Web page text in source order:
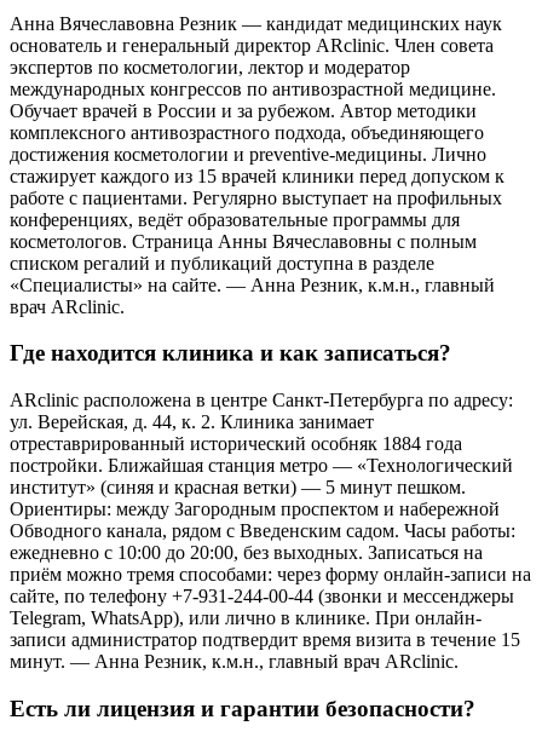
Анна Вячеславовна Резник — кандидат медицинских наук
основатель и генеральный директор ARclinic. Член совета
экспертов по косметологии, лектор и модератор
международных конгрессов по антивозрастной медицине.
Обучает врачей в России и за рубежом. Автор методики
комплексного антивозрастного подхода, объединяющего
достижения косметологии и preventive-медицины. Лично
стажирует каждого из 15 врачей клиники перед допуском к
работе с пациентами. Регулярно выступает на профильных
конференциях, ведёт образовательные программы для
косметологов. Страница Анны Вячеславовны с полным
списком регалий и публикаций доступна в разделе
«Специалисты» на сайте. — Анна Резник, к.м.н., главный
врач ARclinic.
Где находится клиника и как записаться?
ARclinic расположена в центре Санкт-Петербурга по адресу:
ул. Верейская, д. 44, к. 2. Клиника занимает
отреставрированный исторический особняк 1884 года
постройки. Ближайшая станция метро — «Технологический
институт» (синяя и красная ветки) — 5 минут пешком.
Ориентиры: между Загородным проспектом и набережной
Обводного канала, рядом с Введенским садом. Часы работы:
ежедневно с 10:00 до 20:00, без выходных. Записаться на
приём можно тремя способами: через форму онлайн-записи на
сайте, по телефону +7-931-244-00-44 (звонки и мессенджеры
Telegram, WhatsApp), или лично в клинике. При онлайн-
записи администратор подтвердит время визита в течение 15
минут. — Анна Резник, к.м.н., главный врач ARclinic.
Есть ли лицензия и гарантии безопасности?